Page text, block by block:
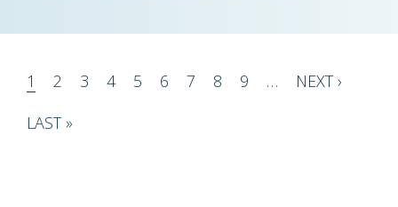
Pagination
PAGE
1 PAGE
2 PAGE
3 PAGE
4 PAGE
5 PAGE
6 PAGE
7 PAGE
8 PAGE
9 …
NEXT
NEXT ›
LAST
LAST »